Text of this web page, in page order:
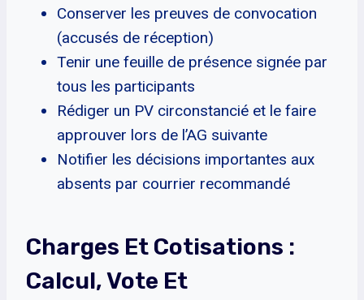
Conserver les preuves de convocation
(accusés de réception)
Tenir une feuille de présence signée par
tous les participants
Rédiger un PV circonstancié et le faire
approuver lors de l’AG suivante
Notifier les décisions importantes aux
absents par courrier recommandé
Charges Et Cotisations :
Calcul, Vote Et